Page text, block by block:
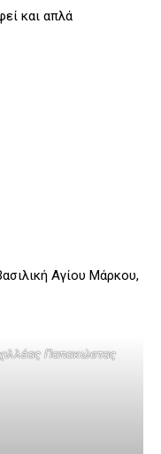
και απλά
Αγίου Μάρκου,
Παπακώστας